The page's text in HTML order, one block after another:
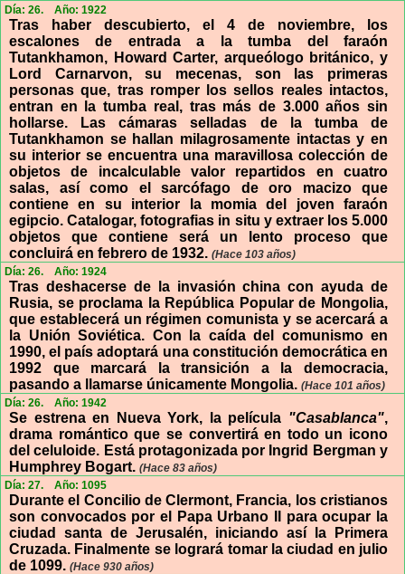
Día: 26.
Año: 1922
Tras haber descubierto, el 4 de noviembre, los
escalones de entrada a la tumba del faraón
Tutankhamon, Howard Carter, arqueólogo británico, y
Lord Carnarvon, su mecenas, son las primeras
personas que, tras romper los sellos reales intactos,
entran en la tumba real, tras más de 3.000 años sin
hollarse. Las cámaras selladas de la tumba de
Tutankhamon se hallan milagrosamente intactas y en
su interior se encuentra una maravillosa colección de
objetos de incalculable valor repartidos en cuatro
salas, así como el sarcófago de oro macizo que
contiene en su interior la momia del joven faraón
egipcio. Catalogar, fotografias in situ y extraer los 5.000
objetos que contiene será un lento proceso que
concluirá en febrero de 1932. (Hace 103 años)
Día: 26.
Año: 1924
Tras deshacerse de la invasión china con ayuda de
Rusia, se proclama la República Popular de Mongolia,
que establecerá un régimen comunista y se acercará a
la Unión Soviética. Con la caída del comunismo en
1990, el país adoptará una constitución democrática en
1992 que marcará la transición a la democracia,
pasando a llamarse únicamente Mongolia. (Hace 101 años)
Día: 26.
Año: 1942
Se estrena en Nueva York, la película "Casablanca",
drama romántico que se convertirá en todo un icono
del celuloide. Está protagonizada por Ingrid Bergman y
Humphrey Bogart. (Hace 83 años)
Día: 27.
Año: 1095
Durante el Concilio de Clermont, Francia, los cristianos
son convocados por el Papa Urbano II para ocupar la
ciudad santa de Jerusalén, iniciando así la Primera
Cruzada. Finalmente se logrará tomar la ciudad en julio
de 1099. (Hace 930 años)